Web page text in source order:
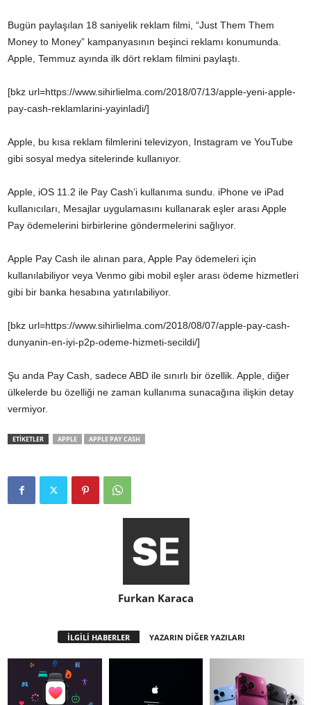
Bugün paylaşılan 18 saniyelik reklam filmi, “Just Them Them
Money to Money” kampanyasının beşinci reklamı konumunda.
Apple, Temmuz ayında ilk dört reklam filmini paylaştı.
[bkz url=https://www.sihirlielma.com/2018/07/13/apple-yeni-apple-
pay-cash-reklamlarini-yayinladi/]
Apple, bu kısa reklam filmlerini televizyon, Instagram ve YouTube
gibi sosyal medya sitelerinde kullanıyor.
Apple, iOS 11.2 ile Pay Cash’i kullanıma sundu. iPhone ve iPad
kullanıcıları, Mesajlar uygulamasını kullanarak eşler arası Apple
Pay ödemelerini birbirlerine göndermelerini sağlıyor.
Apple Pay Cash ile alınan para, Apple Pay ödemeleri için
kullanılabiliyor veya Venmo gibi mobil eşler arası ödeme hizmetleri
gibi bir banka hesabına yatırılabiliyor.
[bkz url=https://www.sihirlielma.com/2018/08/07/apple-pay-cash-
dunyanin-en-iyi-p2p-odeme-hizmeti-secildi/]
Şu anda Pay Cash, sadece ABD ile sınırlı bir özellik. Apple, diğer
ülkelerde bu özelliği ne zaman kullanıma sunacağına ilişkin detay
vermiyor.
ETİKETLER APPLE APPLE PAY CASH
Furkan Karaca
İLGİLİ HABERLER YAZARIN DİĞER YAZILARI